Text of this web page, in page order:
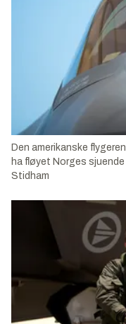
Den amerikanske
ha fløyet Norges
Stidham